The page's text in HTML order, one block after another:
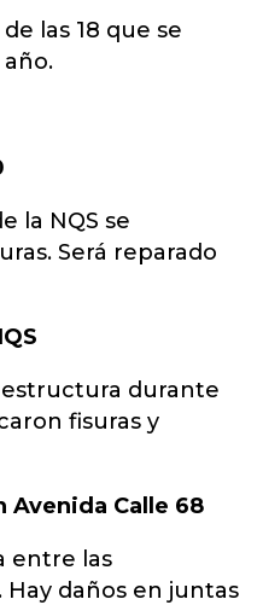
las 18 que se
la NQS se
Será reparado
estructura durante
fisuras y
Avenida Calle 68
entre las
daños en juntas